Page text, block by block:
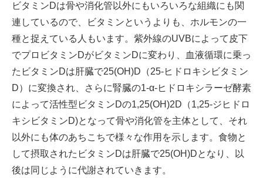
ビタミンDは骨や消化管以外にもいろいろな組織にも関
連しているので、ビタミンというよりも、ホルモンの一
種と捉えている人もいます。紫外線のUVBによって皮下
でプロビタミンDがビタミンDに変わり、血液循環に乗っ
たビタミンDは肝臓で25(OH)D（25-ヒドロキシビタミン
D）に変換され、さらに腎臓の1-α-ヒドロキシラーゼ酵素
によって活性型ビタミンDの1,25(OH)2D（1,25-ジヒドロ
キシビタミンD)となって骨や消化管を主体として、それ
以外にも体のあちこちで様々な作用を示します。食物と
して摂取されたビタミンDは肝臓で25(OH)Dとなり、以
後は同じように代謝されていきます。